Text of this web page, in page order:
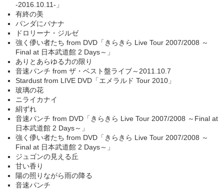
-2016.10.11-」
有終の美
パンダにバナナ
ドロリーナ・ジルゼ
強く儚い者たち from DVD「きらきら Live Tour 2007/2008 ～
Final at 日本武道館 2 Days～」
ありとあらゆる力の限り
音速パンチ from ザ・ベスト盤ライブ～2011.10.7
Stardust from LIVE DVD「エメラルド Tour 2010」
玻璃の花
ニライカナイ
絹ずれ
音速パンチ from DVD「きらきら Live Tour 2007/2008 ～Final at
日本武道館 2 Days～」
強く儚い者たち from DVD「きらきら Live Tour 2007/2008 ～
Final at 日本武道館 2 Days～」
ジュゴンの見える丘
甘い香り
陽の照りながら雨の降る
音速パンチ